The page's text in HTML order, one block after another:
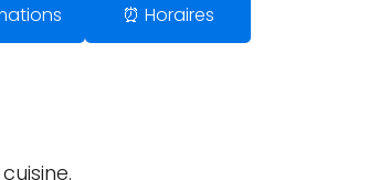
⏰ Horaires